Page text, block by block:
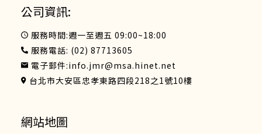
網站地圖
公司資訊:
服務時間:週一至週五 09:00~18:00
服務電話: (02) 87713605
電子郵件:info.jmr@msa.hinet.net
台北市大安區忠孝東路四段218之1號10樓